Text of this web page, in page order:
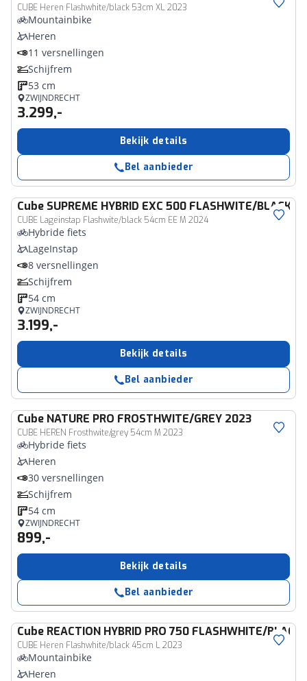
CUBE Heren Flashwhite/black 53cm XL 2023
Mountainbike
Heren
11 versnellingen
Schijfrem
53 cm
ZWIJNDRECHT
3.299,-
Bekijk details
Bel aanbieder
Cube SUPREME HYBRID EXC 500 FLASHWITE/BLACK
CUBE Lageinstap Flashwite/black 54cm EE M 2024
Hybride fiets
LageInstap
8 versnellingen
Schijfrem
54 cm
ZWIJNDRECHT
3.199,-
Bekijk details
Bel aanbieder
Cube NATURE PRO FROSTHWITE/GREY 2023
CUBE HEREN Frosthwite/grey 54cm M 2023
Hybride fiets
Heren
30 versnellingen
Schijfrem
54 cm
ZWIJNDRECHT
899,-
Bekijk details
Bel aanbieder
Cube REACTION HYBRID PRO 750 FLASHWHITE/BLACK
CUBE Heren Flashwhite/black 45cm L 2023
Mountainbike
Heren